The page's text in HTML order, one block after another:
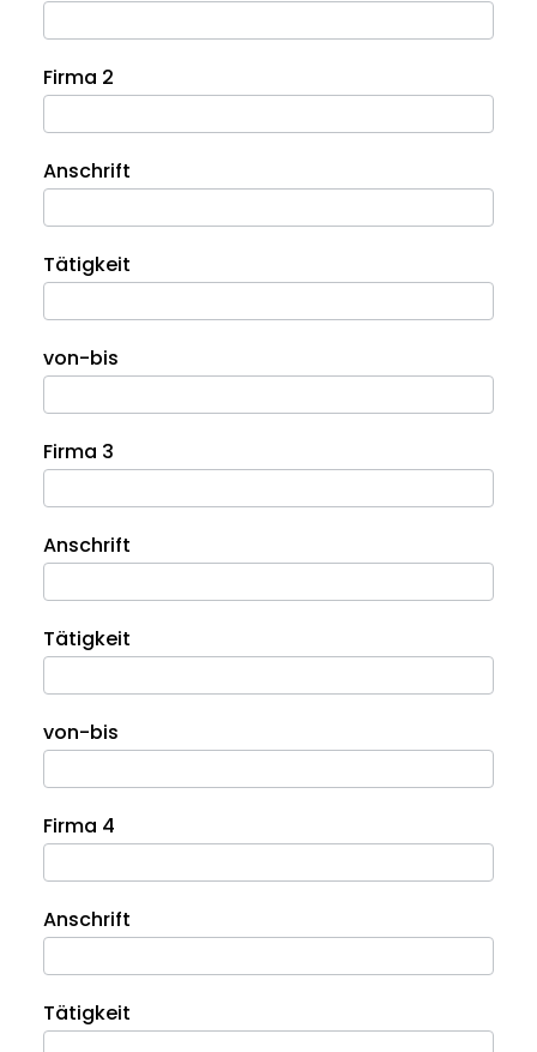
Firma 2
Anschrift
Tätigkeit
von-bis
Firma 3
Anschrift
Tätigkeit
von-bis
Firma 4
Anschrift
Tätigkeit